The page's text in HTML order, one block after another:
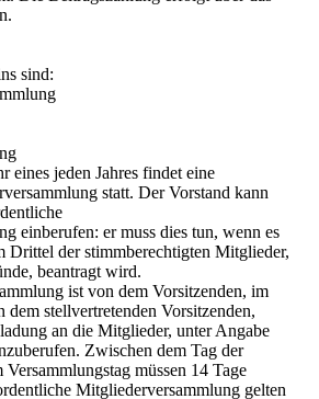
sind:
eines jeden Jahres findet eine
statt. Der Vorstand kann
einberufen: er muss dies tun, wenn es
Drittel der stimmberechtigten Mitglieder,
beantragt wird.
ist von dem Vorsitzenden, im
dem stellvertretenden Vorsitzenden,
an die Mitglieder, unter Angabe
Zwischen dem Tag der
müssen 14 Tage
Mitgliederversammlung gelten